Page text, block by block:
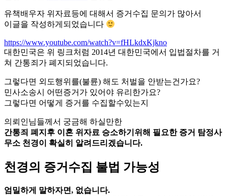
유책배우자 위자료등에 대해서 증거수집 문의가 많아서
이글을 작성하게되었습니다
https://www.youtube.com/watch?v=fHLkdxKjkno
대한민국은 위 링크처럼 2014년 대한민국에서 입법절차를 거
쳐 간통죄가 폐지되었습니다.
그렇다면 외도행위를(불륜) 해도 처벌을 안받는건가요?
민사소송시 어떤증거가 있어야 유리한가요?
그렇다면 어떻게 증거를 수집할수있는지
의뢰인님들께서 궁금해 하실만한
간통죄 폐지후 이혼 위자료 승소하기위해 필요한 증거 탐정사
무소 천경이 확실히 알려드리겠습니다.
천경의 증거수집 불법 가능성
엄밀하게 말하자면, 없습니다.